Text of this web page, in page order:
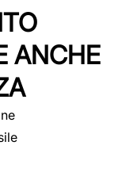
ANCHE